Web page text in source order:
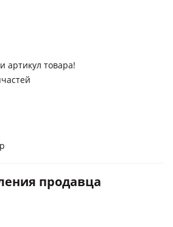
артикул товара!
продавца